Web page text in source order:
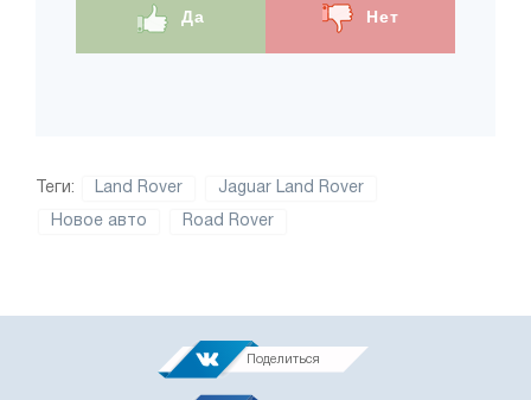
Да Нет
Теги: Land Rover Jaguar Land Rover
Новое авто Road Rover
Поделиться